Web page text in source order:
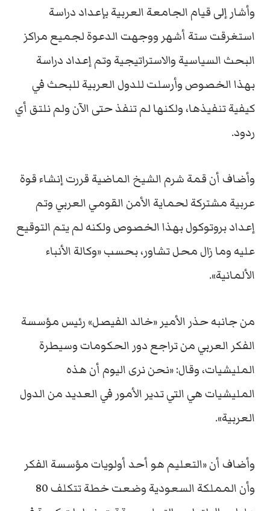
وأشار إلى قيام الجامعة العربية بإعداد دراسة
استغرقت ستة أشهر ووجهت الدعوة لجميع مراكز
البحث السياسية والاستراتيجية وتم إعداد دراسة
بهذا الخصوص وأرسلت للدول العربية للبحث في
كيفية تنفيذها، ولكنها لم تنفذ حتى الآن ولم نلتق أي
ردود.
وأضاف أن قمة شرم الشيخ الماضية قررت إنشاء قوة
عربية مشتركة لحماية الأمن القومي العربي وتم
إعداد بروتوكول بهذا الخصوص ولكنه لم يتم التوقيع
عليه وما زال محل تشاور، بحسب «وكالة الأنباء
الألمانية».
من جانبه حذر الأمير «خالد الفيصل» رئيس مؤسسة
الفكر العربي من تراجع دور الحكومات وسيطرة
المليشيات، وقال: «نحن نرى اليوم أن هذه
المليشيات هي التي تدير الأمور في العديد من الدول
العربية».
وأضاف أن «التعليم هو أحد أولويات مؤسسة الفكر
وأن المملكة السعودية وضعت خطة تتكلف 80